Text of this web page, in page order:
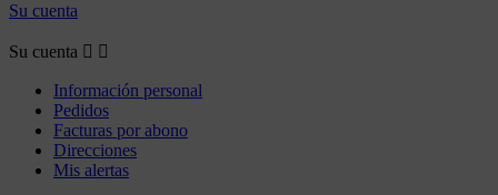
Su cuenta
Su cuenta  
Información personal
Pedidos
Facturas por abono
Direcciones
Mis alertas